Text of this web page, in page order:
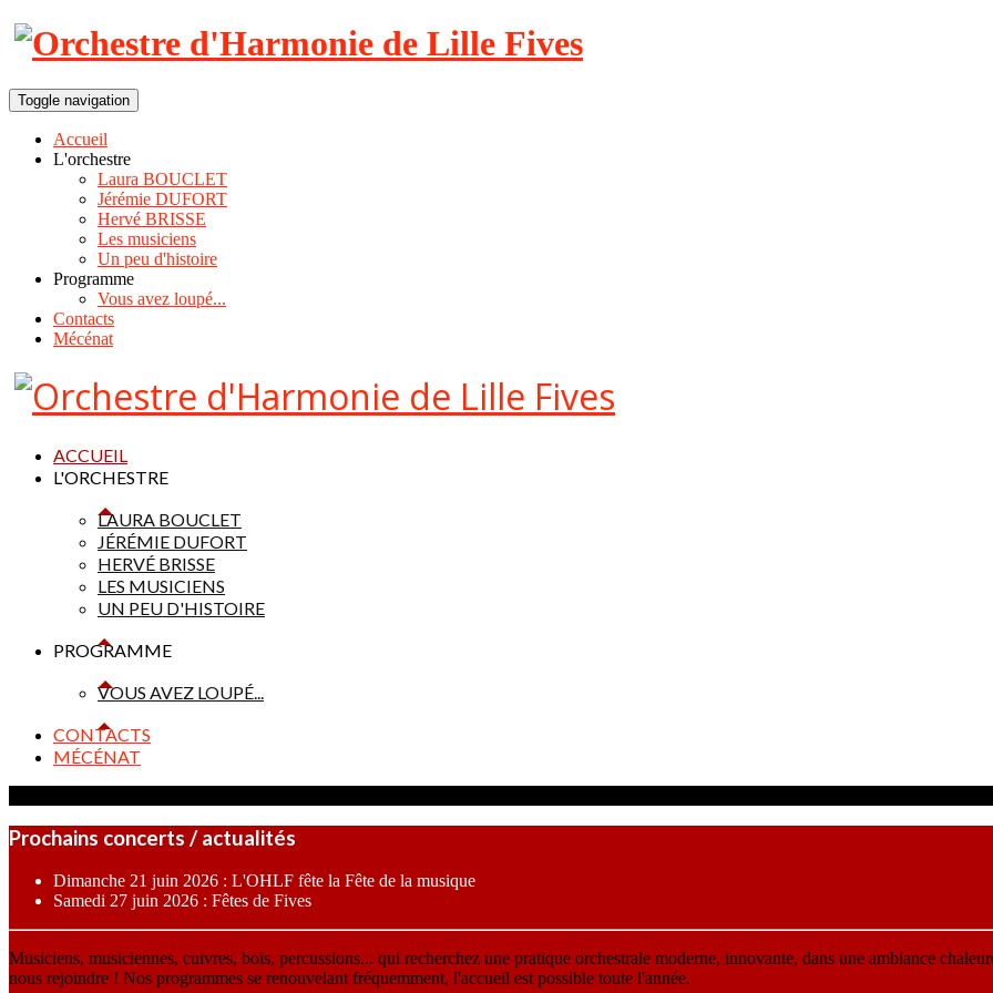
Toggle navigation
Accueil
L'orchestre
Laura BOUCLET
Jérémie DUFORT
Hervé BRISSE
Les musiciens
Un peu d'histoire
Programme
Vous avez loupé...
Contacts
Mécénat
ACCUEIL
L'ORCHESTRE
LAURA BOUCLET
JÉRÉMIE DUFORT
HERVÉ BRISSE
LES MUSICIENS
UN PEU D'HISTOIRE
PROGRAMME
VOUS AVEZ LOUPÉ...
CONTACTS
MÉCÉNAT
Prochains concerts / actualités
Dimanche 21 juin 2026 : L'OHLF fête la Fête de la musique
Samedi 27 juin 2026 : Fêtes de Fives
Musiciens, musiciennes, cuivres, bois, percussions... qui recherchez une pratique orchestrale moderne, innovante, dans une ambiance
nous rejoindre ! Nos programmes se renouvelant fréquemment, l'accueil est possible toute l'année.